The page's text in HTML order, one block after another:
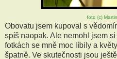
foto (c)
Obovatu jsem kupoval s
spíš naopak. Ale nemohl jsem
fotkách se mně moc líbily a
špatně. Ve skutečnosti jsou